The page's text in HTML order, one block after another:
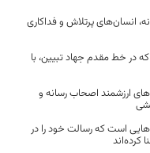
انسان‌های پرتلاش و فداکاری
در خط مقدم جهاد تبیین، با
ارزشمند اصحاب رسانه و
است که رسالت خود را در